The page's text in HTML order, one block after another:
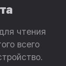
чтения
всего